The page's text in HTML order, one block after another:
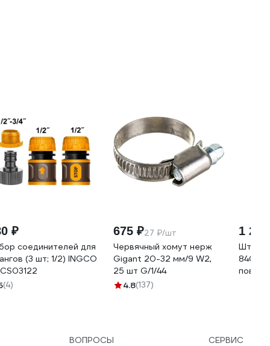
₽
соединителей для
(3 шт; 1/2) INGCO
(4)
675 ₽27 ₽/шт
Червячный хомут нерж
Gigant 20-32 мм/9 W2,
25 шт G/1/44
4.8(137)
1
840
ВОПРОСЫ СЕРВИС